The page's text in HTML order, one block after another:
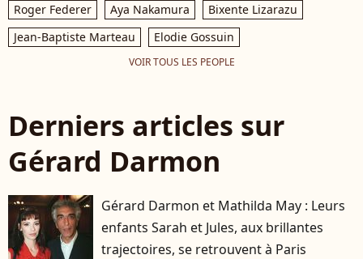
Roger Federer
Aya Nakamura
Bixente Lizarazu
Jean-Baptiste Marteau
Elodie Gossuin
VOIR TOUS LES PEOPLE
Derniers articles sur
Gérard Darmon
Gérard Darmon et Mathilda May : Leurs
enfants Sarah et Jules, aux brillantes
trajectoires, se retrouvent à Paris